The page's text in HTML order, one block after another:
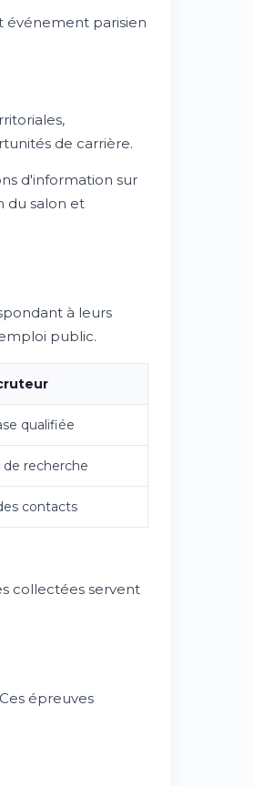
événement parisien
de carrière.
d'information sur
du salon et
à leurs
public.
qualifiée
recherche
contacts
collectées servent
épreuves